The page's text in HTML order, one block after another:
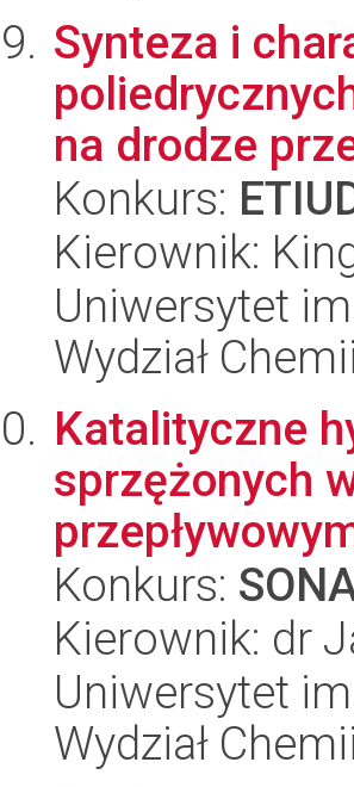
Synteza i
na drodze
Konkurs:
Kierownik:
Uniwersytet
Wydział Chemii
Katalityczne
sprzężonych
Konkurs:
Kierownik: dr
Uniwersytet
Wydział Chemii